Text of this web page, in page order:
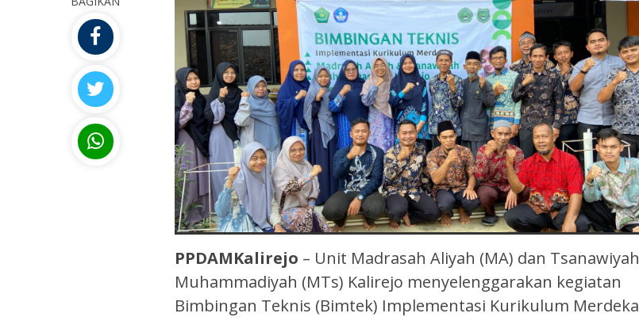
PPDAMKalirejo – Unit Madrasah Aliyah (MA) dan Tsanawiyah
Muhammadiyah (MTs) Kalirejo menyelenggarakan kegiatan
Bimbingan Teknis (Bimtek) Implementasi Kurikulum Merdeka